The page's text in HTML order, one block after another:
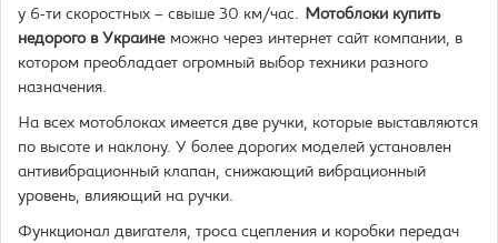
у 6-ти скоростных – свыше 30 км/час. Мотоблоки купить
недорого в Украине можно через интернет сайт компании, в
котором преобладает огромный выбор техники разного
назначения.
На всех мотоблоках имеется две ручки, которые выставляются
по высоте и наклону. У более дорогих моделей установлен
антивибрационный клапан, снижающий вибрационный
уровень, влияющий на ручки.
Функционал двигателя, троса сцепления и коробки передач